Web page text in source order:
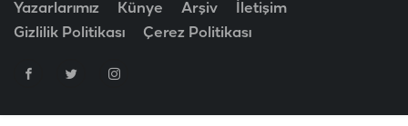
Yazarlarımız Künye Arşiv
İletişim
Gizlilik Politikası
Çerez Politikası